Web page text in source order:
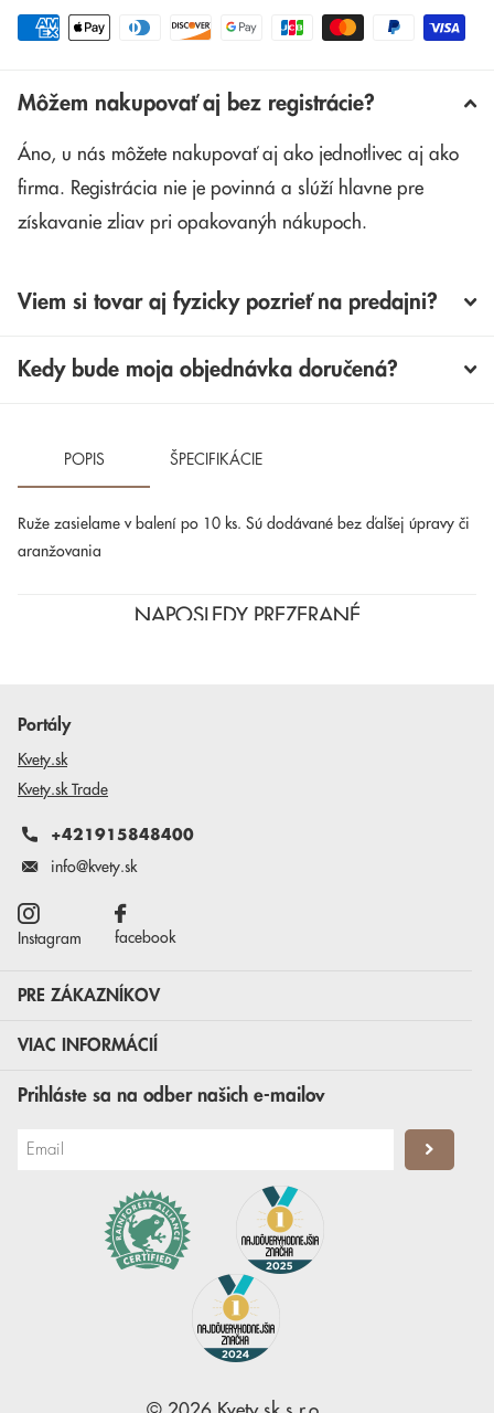
Môžem nakupovať aj bez registrácie?
Áno, u nás môžete nakupovať aj ako jednotlivec aj ako
firma. Registrácia nie je povinná a slúží hlavne pre
získavanie zliav pri opakovanýh nákupoch.
Viem si tovar aj fyzicky pozrieť na predajni?
Kedy bude moja objednávka doručená?
POPIS ŠPECIFIKÁCIE
Ruže zasielame v balení po 10 ks. Sú dodávané bez ďalšej úpravy či
aranžovania
NAPOSLEDY PREZERANÉ
Portály
Kvety.sk
Kvety.sk Trade
+421915848400
info@kvety.sk
Instagram facebook
PRE ZÁKAZNÍKOV
VIAC INFORMÁCIÍ
Prihláste sa na odber našich e-mailov